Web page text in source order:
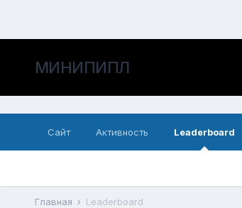
МИНИПИПЛ
Сайт Активность Leaderboard
Главная Leaderboard